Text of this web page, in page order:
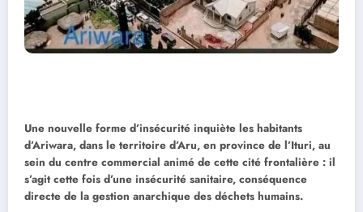
Une nouvelle forme d’insécurité inquiète les habitants
d’Ariwara, dans le territoire d’Aru, en province de l’Ituri, au
sein du centre commercial animé de cette cité frontalière : il
s’agit cette fois d’une insécurité sanitaire, conséquence
directe de la gestion anarchique des déchets humains.